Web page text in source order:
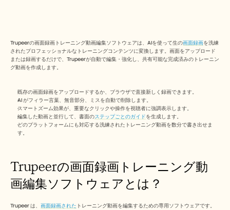
Trupeerの画面録画トレーニング動画編集ソフトウェアは、AIを使って生の画面録画を洗練
されたプロフェッショナルなトレーニングコンテンツに変換します。画面をアップロード
または録画するだけで、Trupeerが自動で編集・強化し、共有可能な完成済みのトレーニン
グ動画を作成します。
既存の画面録画をアップロードするか、ブラウザで直接新しく録画できます。
AI がフィラー言葉、無音部分、ミスを自動で削除します。
スマートズーム効果が、重要なクリックや操作を視聴者に強調表示します。
編集した動画と並行して、書面のステップごとのガイドを生成します。
どのプラットフォームにも対応する洗練されたトレーニング動画を数分で書き出せま
す。
Trupeerの画面録画トレーニング動
画編集ソフトウェアとは？
Trupeer は、 画面録画された トレーニング動画を編集するための専用ソフトウェアです。
お客様の事例
ヘルプセンター
料金
セールスイネーブルメント
プリセールス
プロダクトマーケティング
See more